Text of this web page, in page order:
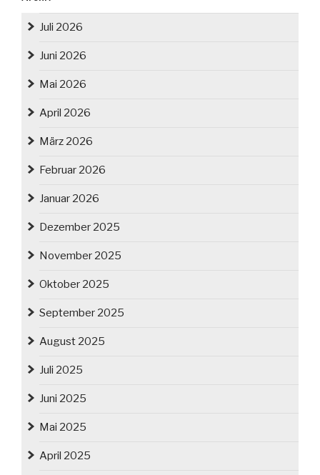
Juli 2026
Juni 2026
Mai 2026
April 2026
März 2026
Februar 2026
Januar 2026
Dezember 2025
November 2025
Oktober 2025
September 2025
August 2025
Juli 2025
Juni 2025
Mai 2025
April 2025